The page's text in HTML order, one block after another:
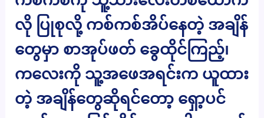
လို ပြုစုလို့ ကစ်ကစ်အိပ်နေတဲ့ အချိန်
တွေမှာ စာအုပ်ဖတ် ခွေထိုင်ကြည့်၊
ကလေးကို သူ့အဖေအရင်းက ယူထား
တဲ့ အချိန်တွေဆိုရင်တော့ ရှော့ပင်